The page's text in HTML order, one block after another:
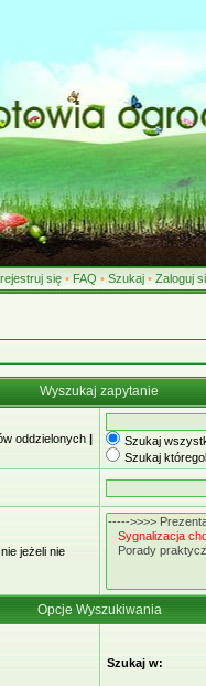
się • FAQ • Szukaj • Zaloguj
Wyszukaj zapytanie
oddzielonych |
Szukaj
Szukaj
jeżeli nie
Opcje Wyszukiwania
Szukaj w: